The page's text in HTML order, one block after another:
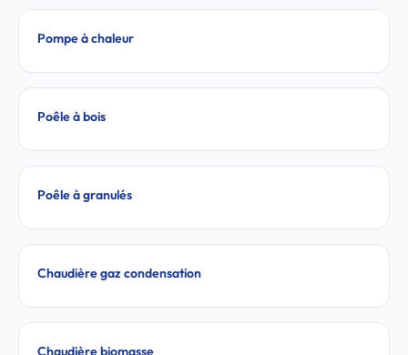
Pompe à chaleur
Poêle à bois
Poêle à granulés
Chaudière gaz condensation
Chaudière biomasse